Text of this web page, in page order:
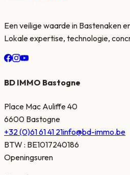
Een veilige waarde in Bastenaken
Lokale expertise, technologie,
BD IMMO Bastogne
Place Mac Auliffe 40
6600 Bastogne
+32 (0)61 61 41 21info@bd-immo.be
BTW : BE1017240186
Openingsuren